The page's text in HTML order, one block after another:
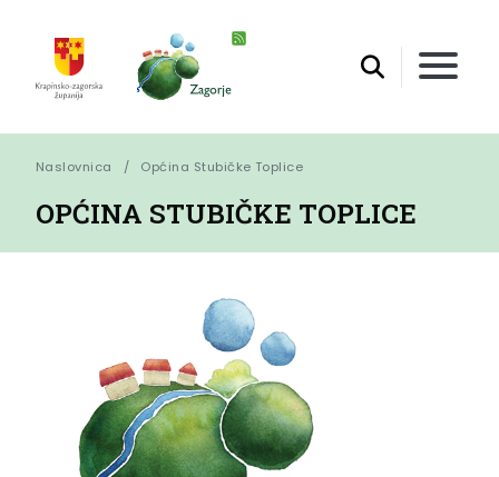
Naslovnica Općina Stubičke Toplice
OPĆINA STUBIČKE TOPLICE